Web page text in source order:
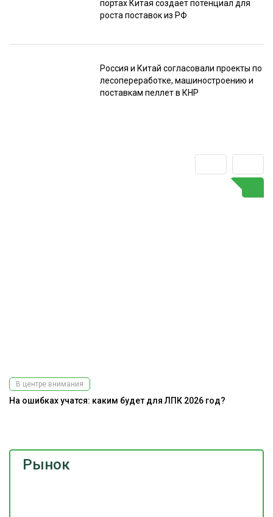
портах Китая создаёт потенциал для
роста поставок из РФ
Россия и Китай согласовали проекты по
лесопереработке, машиностроению и
поставкам пеллет в КНР
Рынок
В центре внимания
На ошибках учатся: каким будет для ЛПК 2026 год?